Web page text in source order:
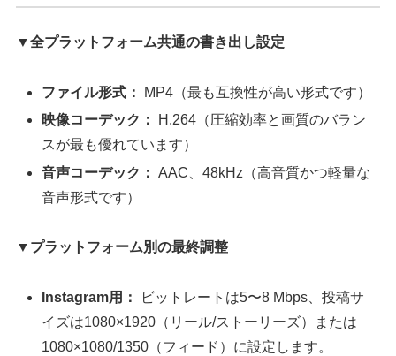
▼全プラットフォーム共通の書き出し設定
ファイル形式：
MP4（最も互換性が高い形式です）
映像コーデック：
H.264（圧縮効率と画質のバラン
スが最も優れています）
音声コーデック： AAC、48kHz（高音質かつ軽量な
音声形式です）
▼プラットフォーム別の最終調整
Instagram用：
ビットレートは5〜8 Mbps、投稿サ
イズは1080×1920（リール/ストーリーズ）または
1080×1080/1350（フィード）に設定します。